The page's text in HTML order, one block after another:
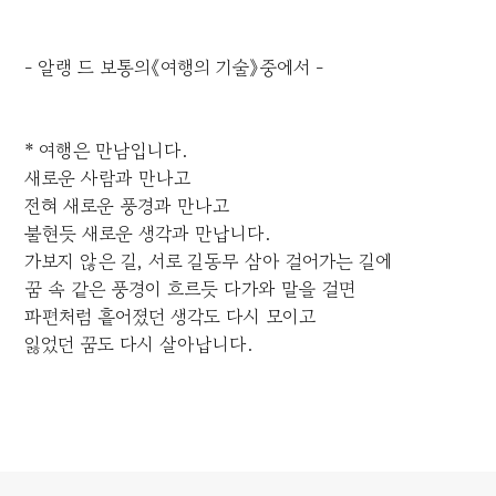
- 알랭 드 보통의《여행의 기술》중에서 -
* 여행은 만남입니다.
새로운 사람과 만나고
전혀 새로운 풍경과 만나고
불현듯 새로운 생각과 만납니다.
가보지 않은 길, 서로 길동무 삼아 걸어가는 길에
꿈 속 같은 풍경이 흐르듯 다가와 말을 걸면
파편처럼 흩어졌던 생각도 다시 모이고
잃었던 꿈도 다시 살아납니다.